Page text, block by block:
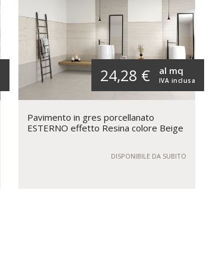
24,28 € IVA inclusa
al mq
Pavimento in gres porcellanato
ESTERNO effetto Resina colore Beige
DISPONIBILE DA SUBITO